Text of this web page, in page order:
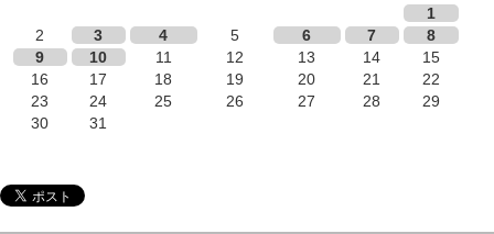
1
2
3 4 5 6 7
8
9
10 11 12 13 14
15
16
17 18 19 20 21
22
23
24 25 26 27 28
29
30
31